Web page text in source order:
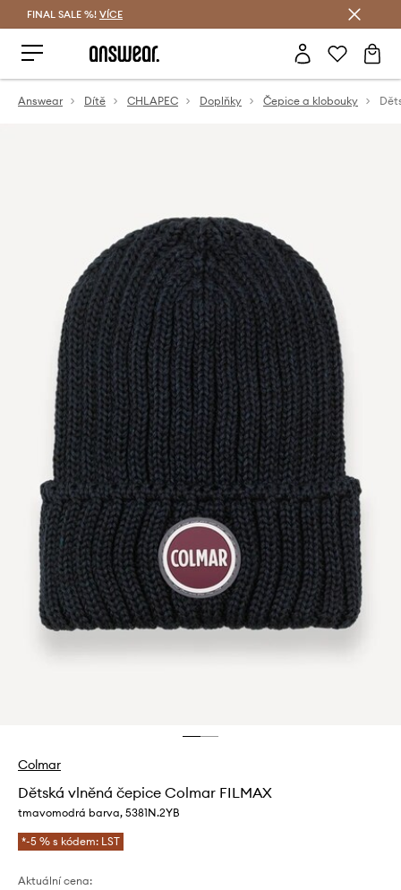
FINAL SALE %! VÍCE
Answear Dítě CHLAPEC Doplňky Čepice a klobouky
Colmar
Dětská vlněná čepice Colmar FILMAX
tmavomodrá barva, 5381N.2YB
*-5 % s kódem: LST
Aktuální cena: